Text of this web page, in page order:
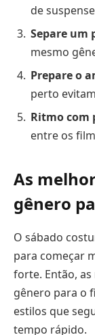
de
Separe um
mesmo
Prepare o
perto
Ritmo com
entre os
As
gênero
O sábado
para começar
forte. Então,
gênero para o
estilos que
tempo rápido.